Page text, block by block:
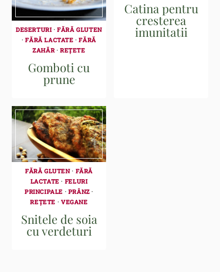
DESERTURI·FĂRĂ GLUTEN
·FĂRĂ LACTATE ·FĂRĂ
ZAHĂR ·REȚETE
Gomboti cu
prune
Catina pentru
cresterea
imunitatii
FĂRĂ GLUTEN· FĂRĂ
LACTATE · FELURI
PRINCIPALE · PRÂNZ·
REȚETE · VEGANE
Snitele de soia
cu verdeturi